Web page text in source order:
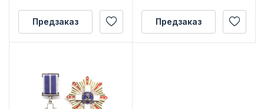
Предзаказ Предзаказ